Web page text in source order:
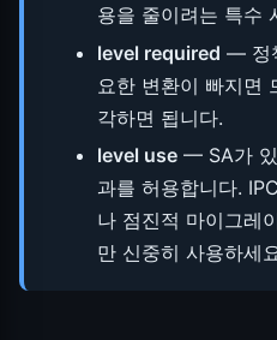
용을 줄이려는 특수
level required — 정
요한 변환이 빠지면
각하면 됩니다.
level use— SA가 있
과를 허용합니다.
나 점진적 마이그레
만 신중히 사용하세